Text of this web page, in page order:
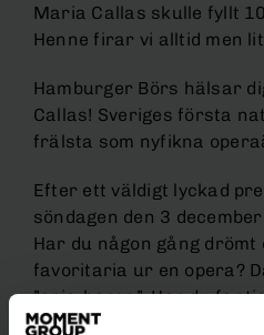
Maria Callas skulle fyllt
Henne firar vi alltid men
Hamburger Börs hälsar
Callas! Sveriges första
frälsta som nyfikna
Efter ett väldigt lyckad
söndagen den 3 december
Har du någon gång drömt
favoritaria ur en opera?
”aria-baren”. Har du
operasångare och andra